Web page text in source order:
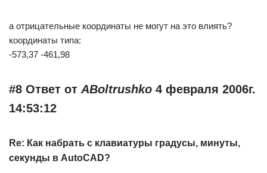
а отрицательные координаты не могут на это влиять?
координаты типа:
-573,37 -461,98
#8 Ответ от ABoltrushko 4 февраля 2006г.
14:53:12
Re: Как набрать с клавиатуры градусы, минуты,
секунды в AutoCAD?